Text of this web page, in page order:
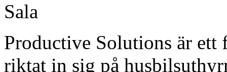
Sala
Productive Solutions är ett
riktat in sig på